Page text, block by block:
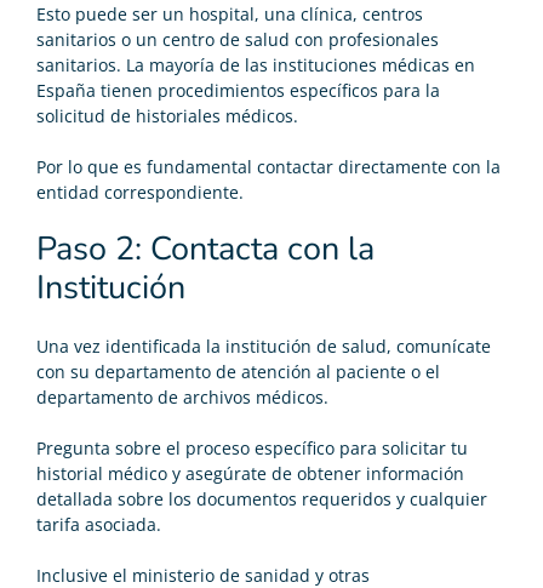
Esto puede ser un hospital, una clínica, centros
sanitarios o un centro de salud con profesionales
sanitarios. La mayoría de las instituciones médicas en
España tienen procedimientos específicos para la
solicitud de historiales médicos.
Por lo que es fundamental contactar directamente con la
entidad correspondiente.
Paso 2: Contacta con la
Institución
Una vez identificada la institución de salud, comunícate
con su departamento de atención al paciente o el
departamento de archivos médicos.
Pregunta sobre el proceso específico para solicitar tu
historial médico y asegúrate de obtener información
detallada sobre los documentos requeridos y cualquier
tarifa asociada.
Inclusive el ministerio de sanidad y otras